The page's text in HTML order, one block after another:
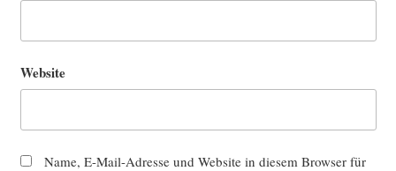
Website
Name, E-Mail-Adresse und Website in diesem Browser für